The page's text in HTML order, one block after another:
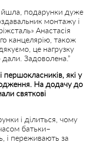
йшла, подарунки дуже
монтажу і
Анастасія
канцелярію, також
це нагрузку
дали. Задоволена.”
першокласників, які у
На додачу до
святкові
і ділиться, чому
батьки–
і переживають за